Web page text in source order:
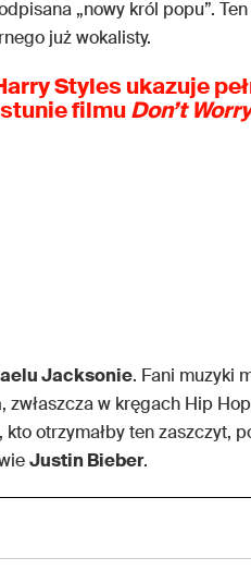
„nowy król popu”.
już wokalisty.
Styles ukazuje
filmuDon’t
Jacksonie. Fani muzyki
, zwłaszcza w kręgach Hip
kto otrzymałby ten zaszczyt,
Justin Bieber.